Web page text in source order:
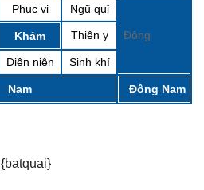
Phục vị Ngũ quỉ
Đông
Khảm Thiên y
Diên niên Sinh khí
Nam Đông Nam
{batquai}